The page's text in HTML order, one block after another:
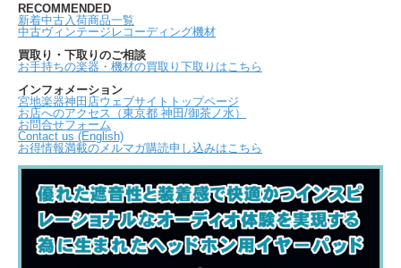
RECOMMENDED
新着中古入荷商品一覧
中古ヴィンテージレコーディング機材
買取り・下取りのご相談
お手持ちの楽器・機材の買取り下取りはこちら
インフォメーション
宮地楽器神田店ウェブサイトトップページ
お店へのアクセス（東京都 神田/御茶ノ水）
お問合せフォーム
Contact us (English)
お得情報満載のメルマガ購読申し込みはこちら